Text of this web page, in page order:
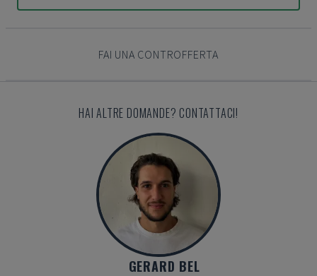
FAI UNA CONTROFFERTA
HAI ALTRE DOMANDE? CONTATTACI!
GERARD BEL